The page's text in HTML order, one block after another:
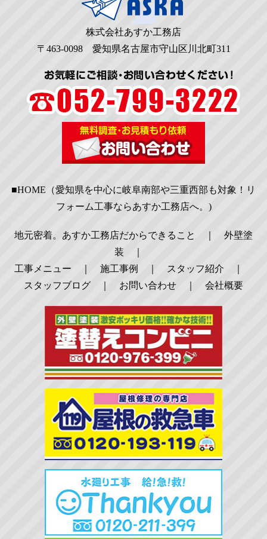
株式会社あすか工務店
〒463-0098 愛知県名古屋市守山区川北町311
■HOME（愛知県を中心に岐阜南部や三重西部も対象！リ
フォーム工事ならあすか工務店へ。)
地元密着。あすか工務店だからできること
外壁塗
装
工事メニュー
施工事例 スタッフ紹介
スタッフブログ
お問い合わせ 会社概要